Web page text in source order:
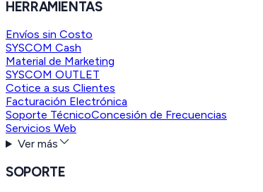
HERRAMIENTAS
Envíos sin Costo
SYSCOM Cash
Material de Marketing
SYSCOM OUTLET
Cotice a sus Clientes
Facturación Electrónica
Soporte TécnicoConcesión de Frecuencias
Servicios Web
Ver más
SOPORTE